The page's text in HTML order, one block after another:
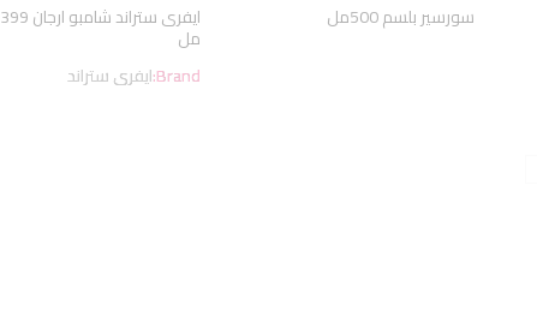
سورسير بلسم 500مل ايفرى ستراند شامبو ارجان 399
مل
Brand:ايفرى ستراند